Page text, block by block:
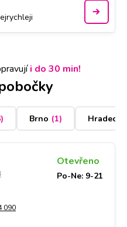
i do 30 min!
) Brno (1) Hradec
Otevřeno
Po-Ne: 9-21
090